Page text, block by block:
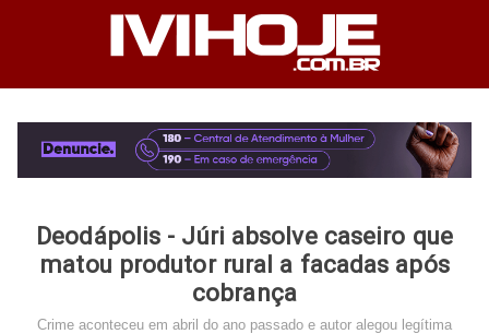
Deodápolis - Júri absolve caseiro que
matou produtor rural a facadas após
cobrança
Crime aconteceu em abril do ano passado e autor alegou legítima